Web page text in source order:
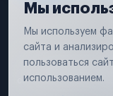
Вся информация,
соответствии с
Мы
Мы используем
сайта и
пользоваться
использованием.